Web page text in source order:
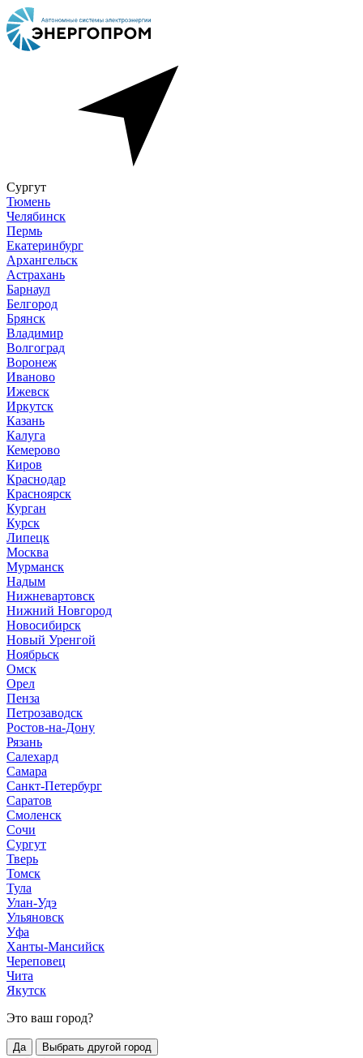
Сургут
Тюмень
Челябинск
Пермь
Екатеринбург
Архангельск
Астрахань
Барнаул
Белгород
Брянск
Владимир
Волгоград
Воронеж
Иваново
Ижевск
Иркутск
Казань
Калуга
Кемерово
Киров
Краснодар
Красноярск
Курган
Курск
Липецк
Москва
Мурманск
Надым
Нижневартовск
Нижний Новгород
Новосибирск
Новый Уренгой
Ноябрьск
Омск
Орел
Пенза
Петрозаводск
Ростов-на-Дону
Рязань
Салехард
Самара
Санкт-Петербург
Саратов
Смоленск
Сочи
Сургут
Тверь
Томск
Тула
Улан-Удэ
Ульяновск
Уфа
Ханты-Мансийск
Череповец
Чита
Якутск
Это ваш город?
Да Выбрать другой город